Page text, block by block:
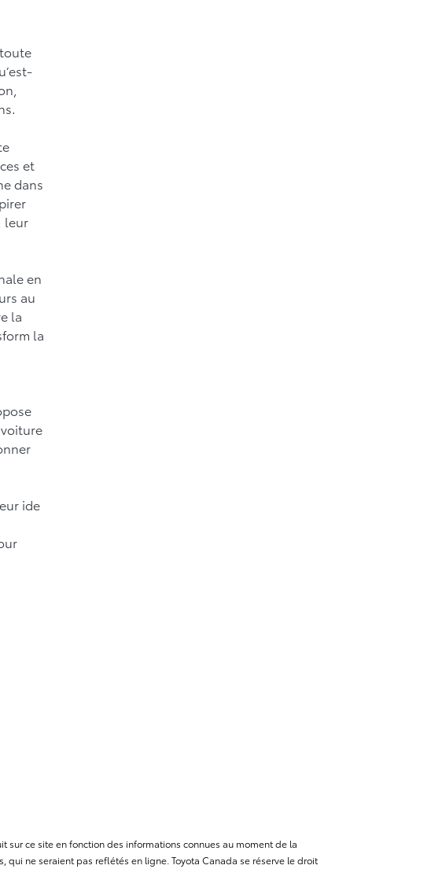
et
dans
leur
en
au
la
la
ide
sur ce site en fonction des informations connues au moment de la
ne seraient pas reflétés en ligne. Toyota Canada se réserve le droit